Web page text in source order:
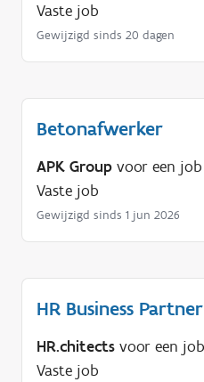
Vaste job
Gewijzigd sinds 20 dagen
Betonafwerker
APK Group voor een
Vaste job
Gewijzigd sinds 1 jun 2026
HR Business Partner
HR.chitects voor een
Vaste job